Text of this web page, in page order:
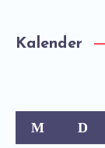
Kalender
M D